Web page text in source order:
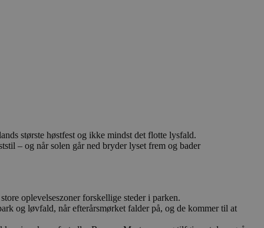
største høstfest og ikke mindst det flotte lysfald.
– og når solen går ned bryder lyset frem og bader
oplevelseszoner forskellige steder i parken.
og løvfald, når efterårsmørket falder på, og de kommer til at